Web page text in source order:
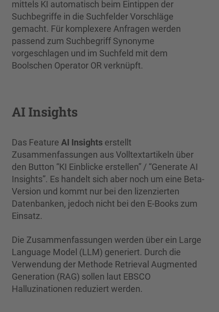
mittels KI automatisch beim Eintippen der
Suchbegriffe in die Suchfelder Vorschläge
gemacht. Für komplexere Anfragen werden
passend zum Suchbegriff Synonyme
vorgeschlagen und im Suchfeld mit dem
Boolschen Operator OR verknüpft.
AI Insights
Das Feature AI Insights erstellt
Zusammenfassungen aus Volltextartikeln über
den Button “KI Einblicke erstellen” / “Generate AI
Insights”. Es handelt sich aber noch um eine Beta-
Version und kommt nur bei den lizenzierten
Datenbanken, jedoch nicht bei den E-Books zum
Einsatz.
Die Zusammenfassungen werden über ein Large
Language Model (LLM) generiert. Durch die
Verwendung der Methode Retrieval Augmented
Generation (RAG) sollen laut EBSCO
Halluzinationen reduziert werden.